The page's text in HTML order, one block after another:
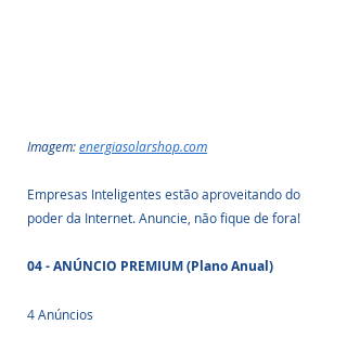
Imagem: energiasolarshop.com
Empresas Inteligentes estão aproveitando do
poder da Internet. Anuncie, não fique de fora!
04 - ANÚNCIO PREMIUM (Plano Anual)
4 Anúncios